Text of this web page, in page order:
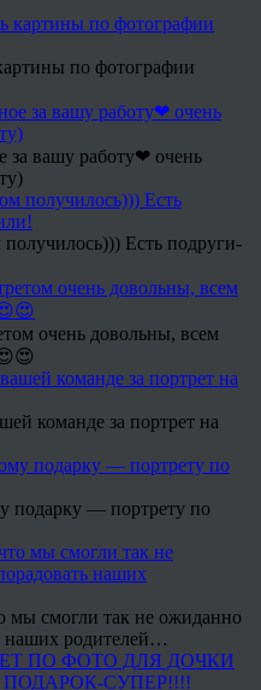
по фотографии
за вашу работу❤ очень
Есть подруги-
очень довольны, всем
команде за портрет на
подарку — портрету по
мы смогли так не ожиданно
наших родителей…